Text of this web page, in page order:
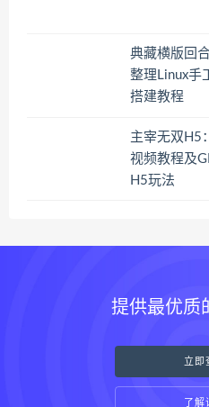
典藏横版回
整理Linux手
搭建教程
主宰无双H5
视频教程及
H5玩法
提供最优质
立即
了解